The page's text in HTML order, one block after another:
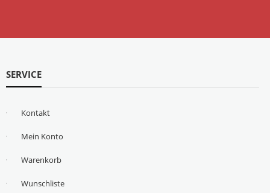
SERVICE
Kontakt
Mein Konto
Warenkorb
Wunschliste